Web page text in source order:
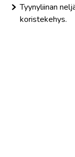
Tyynyliinan
koristekehys.